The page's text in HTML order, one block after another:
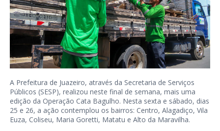
A Prefeitura de Juazeiro, através da Secretaria de Serviços
Públicos (SESP), realizou neste final de semana, mais uma
edição da Operação Cata Bagulho. Nesta sexta e sábado, dias
25 e 26, a ação contemplou os bairros: Centro, Alagadiço, Vila
Euza, Coliseu, Maria Goretti, Matatu e Alto da Maravilha.